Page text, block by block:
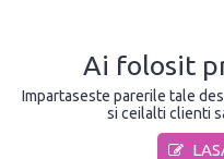
Ai folosit
Impartaseste parerile tale
si ceilalti clienti